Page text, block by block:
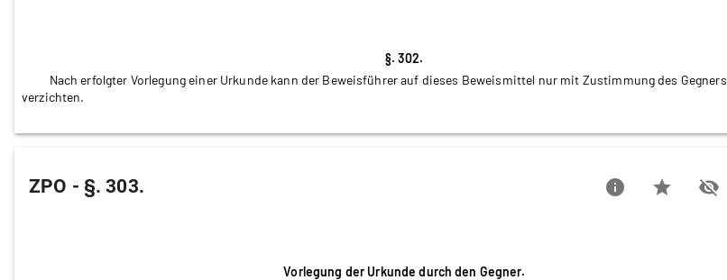
§. 302.
Nach erfolgter Vorlegung einer Urkunde kann der Beweisführer auf dieses Beweismittel nur mit Zustimmung des Gegners
verzichten.
ZPO - §. 303. info star visibility_off
Vorlegung der Urkunde durch den Gegner.